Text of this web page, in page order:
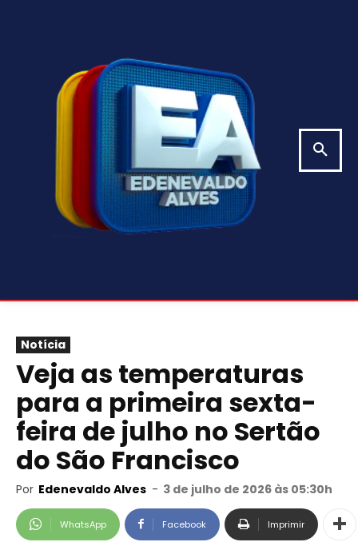
Notícia
Veja as temperaturas
para a primeira sexta-
feira de julho no Sertão
do São Francisco
Por Edenevaldo Alves - 3 de julho de 2026 às 05:30h
WhatsApp Facebook Imprimir